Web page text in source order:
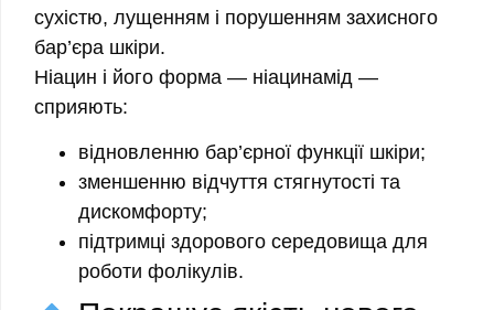
сухістю, лущенням і порушенням захисного
бар’єра шкіри.
Ніацин і його форма — ніацинамід —
сприяють:
відновленню бар’єрної функції шкіри;
зменшенню відчуття стягнутості та
дискомфорту;
підтримці здорового середовища для
роботи фолікулів.